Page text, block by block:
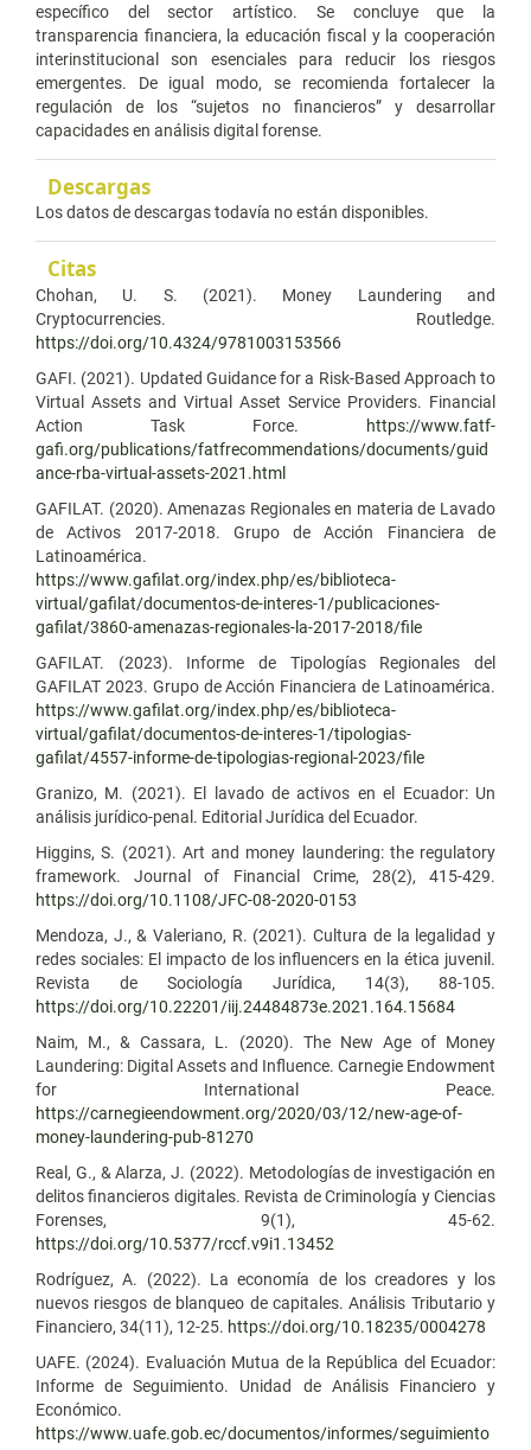
específico del sector artístico. Se concluye que la
transparencia financiera, la educación fiscal y la cooperación
interinstitucional son esenciales para reducir los riesgos
emergentes. De igual modo, se recomienda fortalecer la
regulación de los “sujetos no financieros” y desarrollar
capacidades en análisis digital forense.
Descargas
Los datos de descargas todavía no están disponibles.
Citas
Chohan, U. S. (2021). Money Laundering and
Cryptocurrencies. Routledge.
https://doi.org/10.4324/9781003153566
GAFI. (2021). Updated Guidance for a Risk-Based Approach to
Virtual Assets and Virtual Asset Service Providers. Financial
Action Task Force.
https://www.fatf-
gafi.org/publications/fatfrecommendations/documents/guid
ance-rba-virtual-assets-2021.html
GAFILAT. (2020). Amenazas Regionales en materia de Lavado
de Activos 2017-2018. Grupo de Acción Financiera de
Latinoamérica.
https://www.gafilat.org/index.php/es/biblioteca-
virtual/gafilat/documentos-de-interes-1/publicaciones-
gafilat/3860-amenazas-regionales-la-2017-2018/file
GAFILAT. (2023). Informe de Tipologías Regionales del
GAFILAT 2023. Grupo de Acción Financiera de Latinoamérica.
https://www.gafilat.org/index.php/es/biblioteca-
virtual/gafilat/documentos-de-interes-1/tipologias-
gafilat/4557-informe-de-tipologias-regional-2023/file
Granizo, M. (2021). El lavado de activos en el Ecuador: Un
análisis jurídico-penal. Editorial Jurídica del Ecuador.
Higgins, S. (2021). Art and money laundering: the regulatory
framework. Journal of Financial Crime, 28(2), 415-429.
https://doi.org/10.1108/JFC-08-2020-0153
Mendoza, J., & Valeriano, R. (2021). Cultura de la legalidad y
redes sociales: El impacto de los influencers en la ética juvenil.
Revista de Sociología Jurídica, 14(3), 88-105.
https://doi.org/10.22201/iij.24484873e.2021.164.15684
Naim, M., & Cassara, L. (2020). The New Age of Money
Laundering: Digital Assets and Influence. Carnegie Endowment
for International Peace.
https://carnegieendowment.org/2020/03/12/new-age-of-
money-laundering-pub-81270
Real, G., & Alarza, J. (2022). Metodologías de investigación en
delitos financieros digitales. Revista de Criminología y Ciencias
Forenses, 9(1), 45-62.
https://doi.org/10.5377/rccf.v9i1.13452
Rodríguez, A. (2022). La economía de los creadores y los
nuevos riesgos de blanqueo de capitales. Análisis Tributario y
Financiero, 34(11), 12-25. https://doi.org/10.18235/0004278
UAFE. (2024). Evaluación Mutua de la República del Ecuador:
Informe de Seguimiento. Unidad de Análisis Financiero y
Económico.
https://www.uafe.gob.ec/documentos/informes/seguimiento